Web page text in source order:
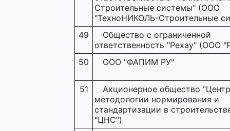
Строительные системы" (ООО
"ТехноНИКОЛЬ-Строительные
49
Общество с ограниченной
ответственность "Рехау" (ООО
50
ООО "ФАПИМ РУ"
51
Акционерное общество "Центр
методологии нормирования и
стандартизации в
"ЦНС")